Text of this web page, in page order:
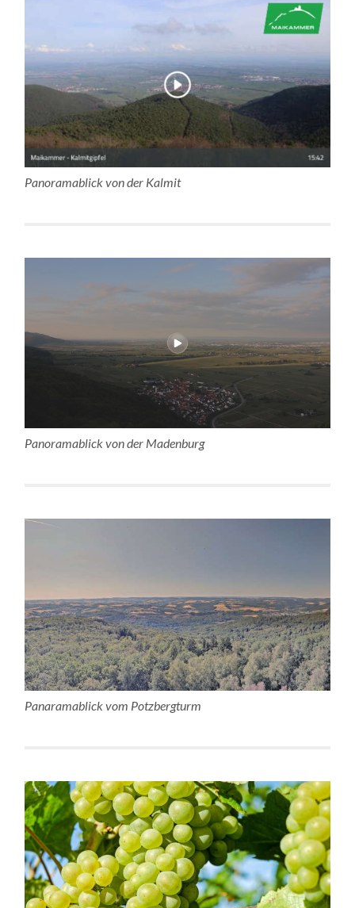
Panoramablick von der Kalmit
Panoramablick von der Madenburg
Panaramablick vom Potzbergturm